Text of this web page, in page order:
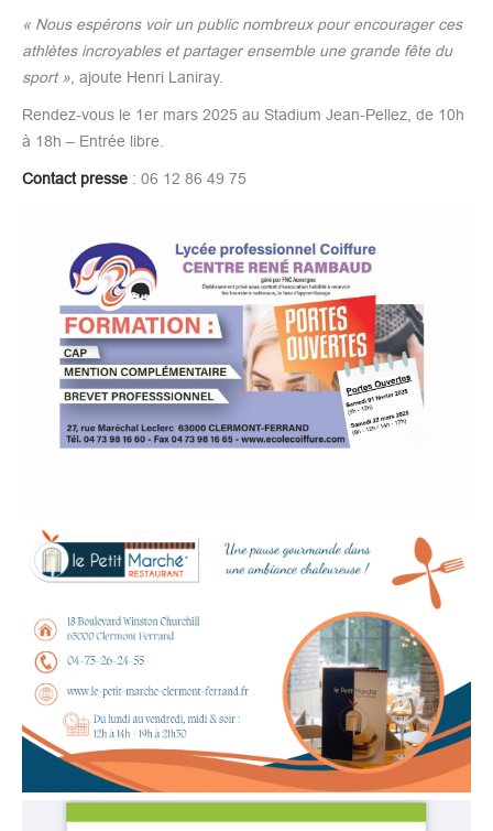
« Nous espérons voir un public nombreux pour encourager ces
athlètes incroyables et partager ensemble une grande fête du
sport » , ajoute Henri Laniray.
Rendez-vous le 1er mars 2025 au Stadium Jean-Pellez, de 10h
à 18h – Entrée libre.
Contact presse : 06 12 86 49 75